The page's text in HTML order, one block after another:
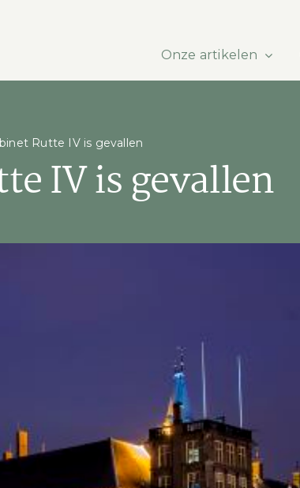
Onze artikelen
Rutte IV is gevallen
IV is gevallen